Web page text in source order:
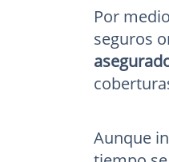
Por
seguros
Aunque